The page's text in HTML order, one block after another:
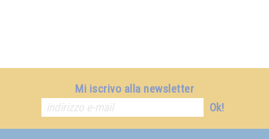
Mi iscrivo alla newsletter
Ok!